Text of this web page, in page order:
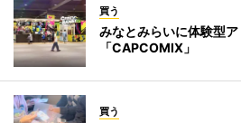
買う
みなとみらいに体験型
「CAPCOMIX」
買う